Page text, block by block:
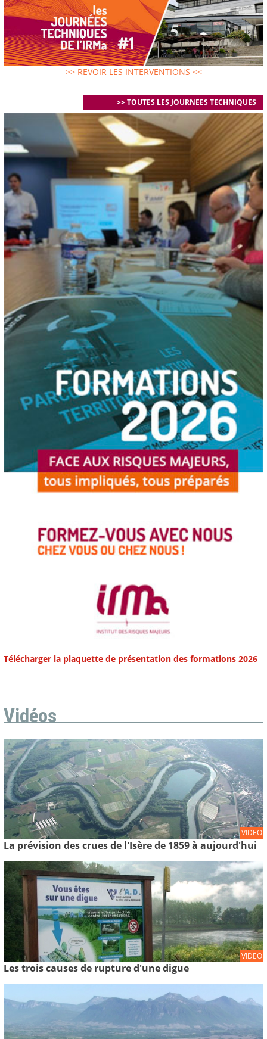
>> REVOIR LES INTERVENTIONS <<
>> TOUTES LES JOURNEES TECHNIQUES
Télécharger la plaquette de présentation des formations 2026
Vidéos
VIDEO
La prévision des crues de l'Isère de 1859 à aujourd'hui
VIDEO
Les trois causes de rupture d'une digue